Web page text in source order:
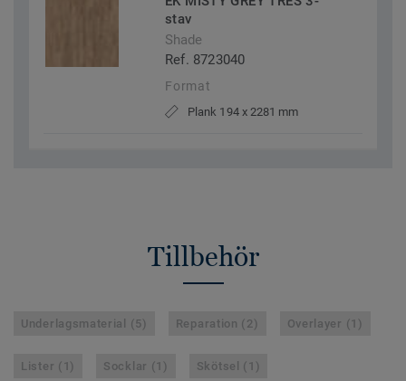
stav
Shade
Ref. 8723040
Format
Plank 194 x 2281 mm
Tillbehör
Underlagsmaterial (5) Reparation (2) Overlayer (1)
Lister (1) Socklar (1) Skötsel (1)